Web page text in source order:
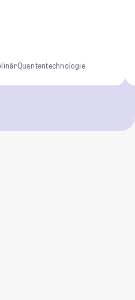
Quantentechnologie